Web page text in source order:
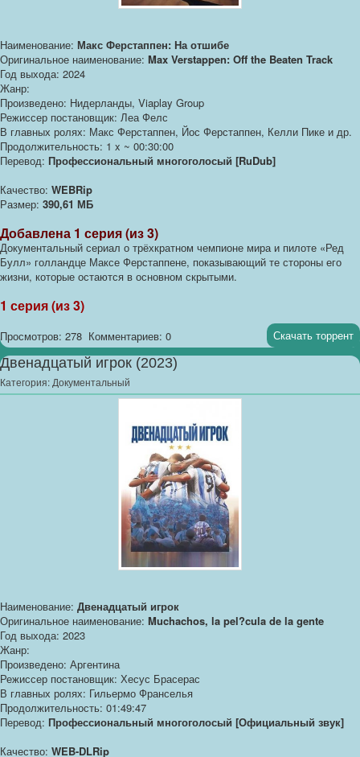
Наименование: Макс Ферстаппен: На отшибе
Оригинальное наименование: Max Verstappen: Off the Beaten Track
Год выхода: 2024
Жанр:
Произведено: Нидерланды, Viaplay Group
Режиссер постановщик: Леа Фелс
В главных ролях: Макс Ферстаппен, Йос Ферстаппен, Келли Пике и др.
Продолжительность: 1 x ~ 00:30:00
Перевод: Профессиональный многоголосый [RuDub]
Качество: WEBRip
Размер: 390,61 МБ
Добавлена 1 серия (из 3)
Документальный сериал о трёхкратном чемпионе мира и пилоте «Ред
Булл» голландце Максе Ферстаппене, показывающий те стороны его
жизни, которые остаются в основном скрытыми.
1 серия (из 3)
Просмотров: 278 Комментариев: 0 Скачать торрент
Двенадцатый игрок (2023)
Категория: Документальный
Наименование: Двенадцатый игрок
Оригинальное наименование: Muchachos, la pel?cula de la gente
Год выхода: 2023
Жанр:
Произведено: Аргентина
Режиссер постановщик: Хесус Брасерас
В главных ролях: Гильермо Франселья
Продолжительность: 01:49:47
Перевод: Профессиональный многоголосый [Официальный звук]
Качество: WEB-DLRip